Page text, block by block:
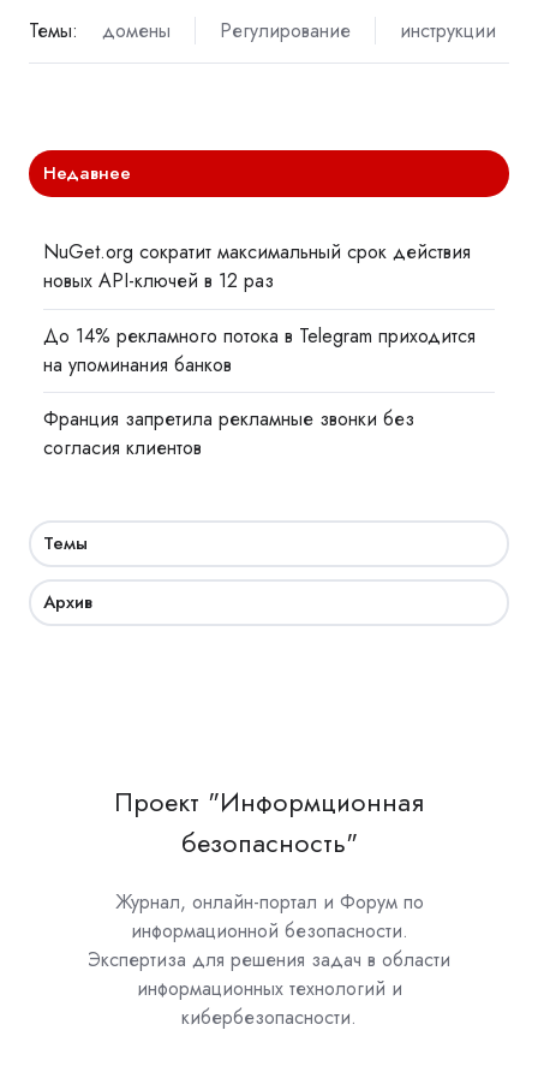
Темы: домены Регулирование инструкции
Недавнее
NuGet.org сократит максимальный срок действия
новых API-ключей в 12 раз
До 14% рекламного потока в Telegram приходится
на упоминания банков
Франция запретила рекламные звонки без
согласия клиентов
Темы
Архив
Проект "Информционная
безопасность"
Журнал, онлайн-портал и Форум по
информационной безопасности.
Экспертиза для решения задач в области
информационных технологий и
кибербезопасности.